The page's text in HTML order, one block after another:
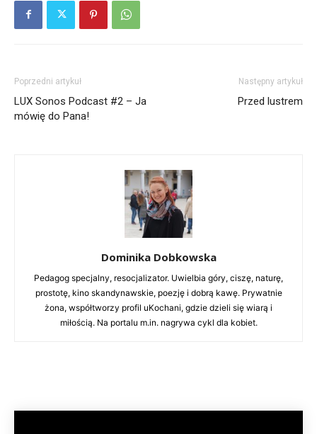
Poprzedni artykuł
LUX Sonos Podcast #2 – Ja
mówię do Pana!
Następny artykuł
Przed lustrem
Dominika Dobkowska
Pedagog specjalny, resocjalizator. Uwielbia góry, ciszę, naturę,
prostotę, kino skandynawskie, poezję i dobrą kawę. Prywatnie
żona, współtworzy profil uKochani, gdzie dzieli się wiarą i
miłością. Na portalu m.in. nagrywa cykl dla kobiet.